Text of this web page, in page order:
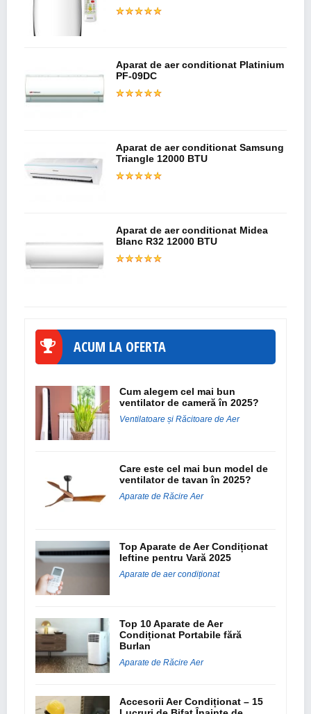
Aparat de aer conditionat Platinium
PF-09DC
Aparat de aer conditionat Samsung
Triangle 12000 BTU
Aparat de aer conditionat Midea
Blanc R32 12000 BTU
ACUM LA OFERTA
Cum alegem cel mai bun
ventilator de cameră în 2025?
Ventilatoare și Răcitoare de Aer
Care este cel mai bun model de
ventilator de tavan în 2025?
Aparate de Răcire Aer
Top Aparate de Aer Condiționat
Ieftine pentru Vară 2025
Aparate de aer condiționat
Top 10 Aparate de Aer
Condiționat Portabile fără
Burlan
Aparate de Răcire Aer
Accesorii Aer Condiționat – 15